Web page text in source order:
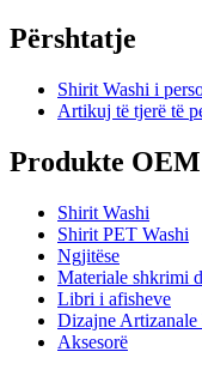
Përshtatje
Shirit Washi i
Artikuj të tjerë të
Produkte
Shirit Washi
Shirit PET Washi
Ngjitëse
Materiale shkrimi
Libri i afisheve
Dizajne
Aksesorë